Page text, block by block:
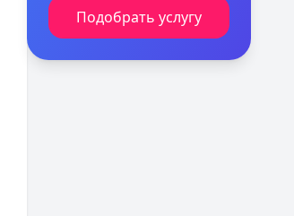
Подобрать услугу